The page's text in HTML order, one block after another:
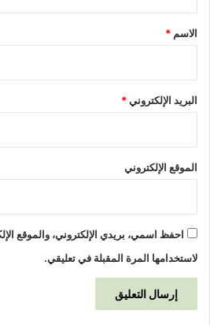
*
الاسم *
البريد الإلكتروني*
الموقع الإلكتروني
احفظ اسمي، بريدي الإلكتروني، والموقع
لاستخدامها المرة المقبلة في تعليقي.